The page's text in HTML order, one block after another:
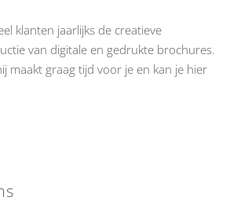
klanten jaarlijks de creatieve
van digitale en gedrukte brochures.
maakt graag tijd voor je en kan je hier